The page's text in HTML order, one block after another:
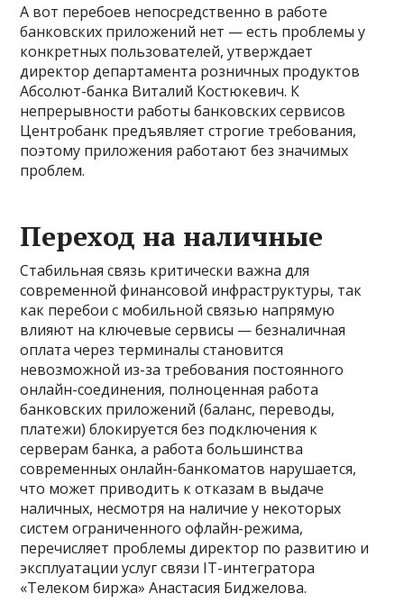
А вот перебоев непосредственно в работе
банковских приложений нет — есть проблемы у
конкретных пользователей, утверждает
директор департамента розничных продуктов
Абсолют-банка Виталий Костюкевич. К
непрерывности работы банковских сервисов
Центробанк предъявляет строгие требования,
поэтому приложения работают без значимых
проблем.
Переход на наличные
Стабильная связь критически важна для
современной финансовой инфраструктуры, так
как перебои с мобильной связью напрямую
влияют на ключевые сервисы — безналичная
оплата через терминалы становится
невозможной из-за требования постоянного
онлайн-соединения, полноценная работа
банковских приложений (баланс, переводы,
платежи) блокируется без подключения к
серверам банка, а работа большинства
современных онлайн-банкоматов нарушается,
что может приводить к отказам в выдаче
наличных, несмотря на наличие у некоторых
систем ограниченного офлайн-режима,
перечисляет проблемы директор по развитию и
эксплуатации услуг связи IT-интегратора
«Телеком биржа» Анастасия Биджелова.